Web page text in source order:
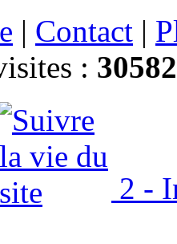
| Contact |
:
2 -